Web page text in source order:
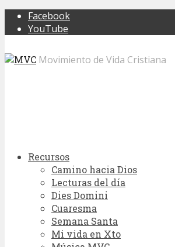
Facebook
YouTube
Movimiento de Vida Cristiana
Recursos
Camino hacia Dios
Lecturas del día
Dies Domini
Cuaresma
Semana Santa
Mi vida en Xto